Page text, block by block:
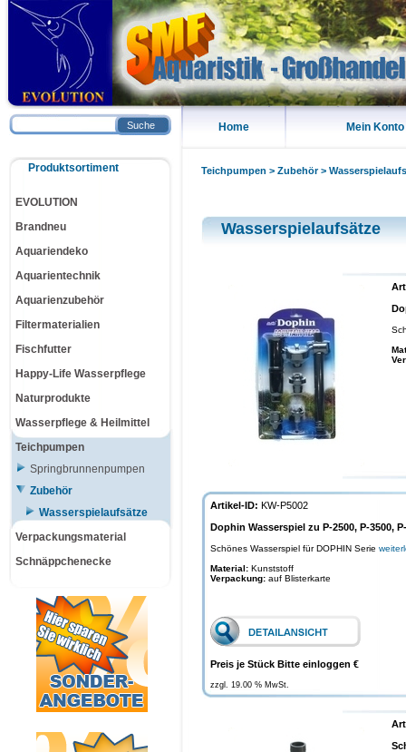
Home Mein Konto
Teichpumpen > Zubehör>
Wasserspielaufsätze
Artikel-ID: KW-P5002
Dophin Wasserspiel zu P-2500, P-3500,
Schönes Wasserspiel für DOPHIN Serie
Material: Kunststoff
Verpackung: auf Blisterkarte
Preis je Stück Bitte einloggen €
zzgl. 19.00 % MwSt.
Suche
Produktsortiment
EVOLUTION
Brandneu
Aquariendeko
Aquarientechnik
Aquarienzubehör
Filtermaterialien
Fischfutter
Happy-Life Wasserpflege
Naturprodukte
Wasserpflege & Heilmittel
Teichpumpen
Springbrunnenpumpen
Zubehör
Wasserspielaufsätze
Verpackungsmaterial
Schnäppchenecke